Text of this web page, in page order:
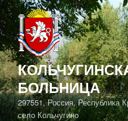
Перейти
к
содержимому
БОЛЬНИЦА
297551, Россия, Республика
село Кольчугино